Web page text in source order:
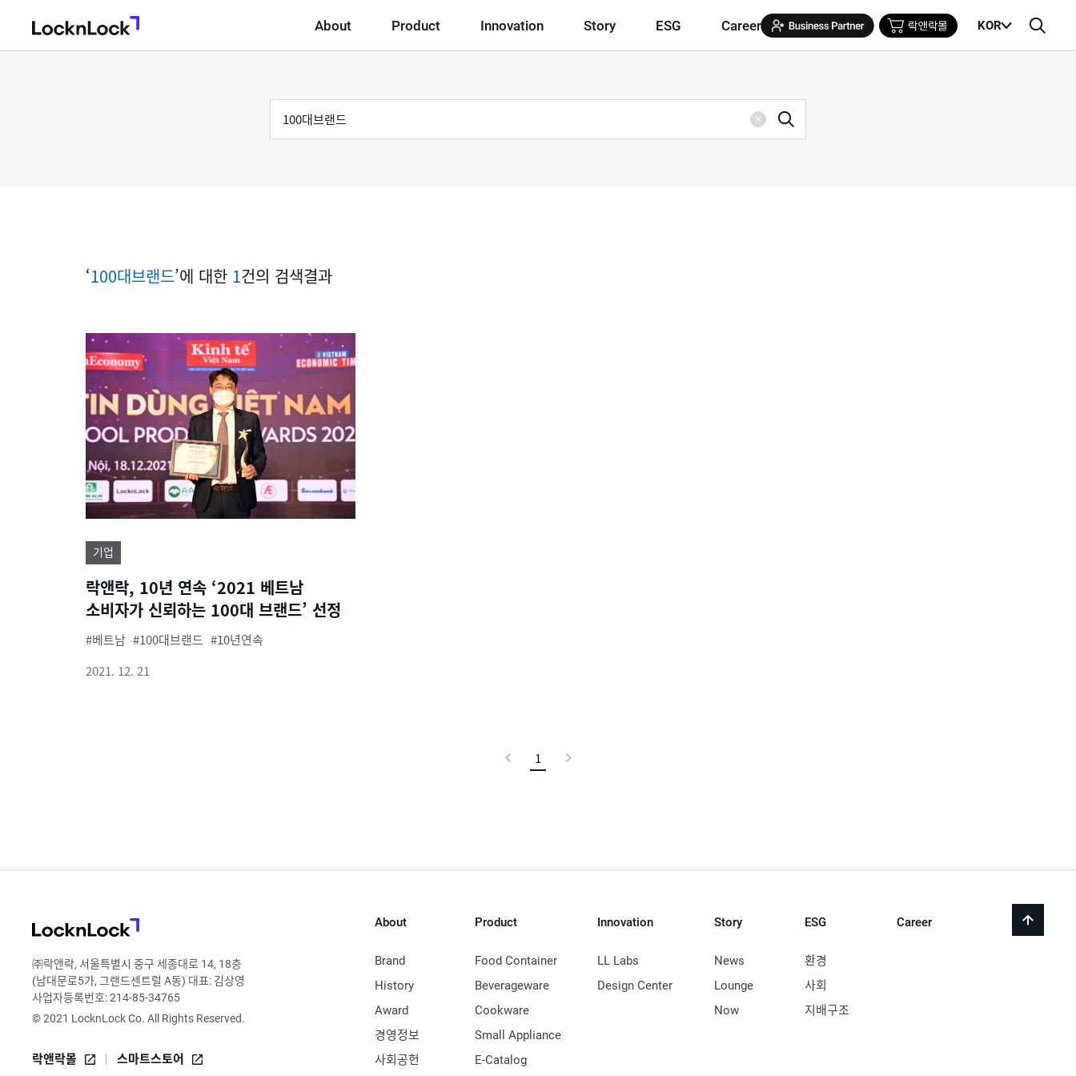
LocknLock
About Product Innovation Story ESG Career KOR
검
뉴
통
색
삭
검
‘100대브랜드’에 대한 1건의 검색결과
기업
락앤락, 10년 연속 ‘2021 베트남
소비자가 신뢰하는 100대 브랜드’ 선정
베트남 100대브랜드
10년연속
2021. 12. 21
1
지
back
About
Brand
History
Award
경영정보
사회공헌
Product
Food Container
Beverageware
Cookware
Small Appliance
E-Catalog
Innovation
LL Labs
Design Center
Story
News
Lounge
Now
ESG
환경
사회
지배구조
Career
락앤락몰 스마트스토어
© 2021 LocknLock Co. All Rights Reserved.
㈜락앤락, 서울특별시 중구 세종대로 14, 18층
(남대문로5가, 그랜드센트럴 A동) 대표: 김상영
사업자등록번호: 214-85-34765